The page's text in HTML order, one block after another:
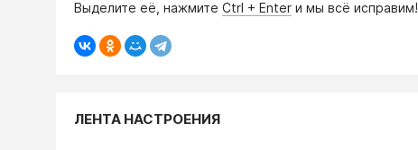
Выделите её, нажмите Ctrl + Enter и мы всё исправим!
ЛЕНТА НАСТРОЕНИЯ